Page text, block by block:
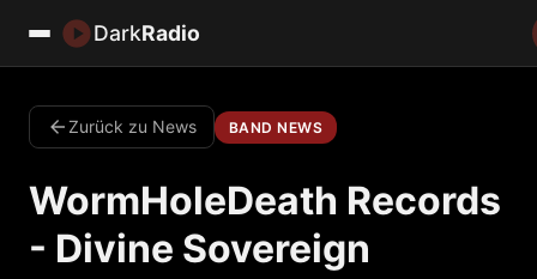
DarkRadio
Zurück zu News BAND NEWS
WormHoleDeath Records
- Divine Sovereign